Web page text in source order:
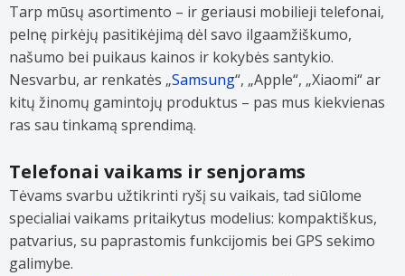
Tarp mūsų asortimento – ir geriausi mobilieji telefonai,
pelnę pirkėjų pasitikėjimą dėl savo ilgaamžiškumo,
našumo bei puikaus kainos ir kokybės santykio.
Nesvarbu, ar renkatės „Samsung“, „Apple“, „Xiaomi“ ar
kitų žinomų gamintojų produktus – pas mus kiekvienas
ras sau tinkamą sprendimą.
Telefonai vaikams ir senjorams
Tėvams svarbu užtikrinti ryšį su vaikais, tad siūlome
specialiai vaikams pritaikytus modelius: kompaktiškus,
patvarius, su paprastomis funkcijomis bei GPS sekimo
galimybe.